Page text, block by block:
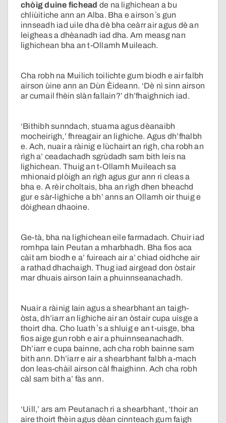
chòig duine fichead de na lighichean a bu
chliùitiche ann an Alba. Bha e airson ʼs gun
innseadh iad uile dha dè bha ceàrr air agus dè an
leigheas a dhèanadh iad dha. Am measg nan
lighichean bha an t-Ollamh Muileach.
Cha robh na Muilich toilichte gum biodh e air falbh
airson ùine ann an Dùn Èideann. ‘Dè nì sinn airson
ar cumail fhèin slàn fallain?’ dh’fhaighnich iad.
‘Bithibh sunndach, stuama agus dèanaibh
mocheirigh,’ fhreagair an lighiche. Agus dh’fhalbh
e. Ach, nuair a ràinig e lùchairt an rìgh, cha robh an
rìgh a’ ceadachadh sgrùdadh sam bith leis na
lighichean. Thuig an t-Ollamh Muileach sa
mhionaid plòigh an rìgh agus gur ann ri cleas a
bha e. A rèir choltais, bha an rìgh dhen bheachd
gur e sàr-lighiche a bh’ anns an Ollamh oir thuig e
dòighean dhaoine.
Ge-tà, bha na lighichean eile farmadach. Chuir iad
romhpa Iain Peutan a mharbhadh. Bha fios aca
càit am biodh e a’ fuireach air a’ chiad oidhche air
a rathad dhachaigh. Thug iad airgead don òstair
mar dhuais airson Iain a phuinnseanachadh.
Nuair a ràinig Iain agus a shearbhant an taigh-
òsta, dh’iarr an lighiche air an òstair cupa uisge a
thoirt dha. Cho luath ʼs a shluig e an t-uisge, bha
fios aige gun robh e air a phuinnseanachadh.
Dh’iarr e cupa bainne, ach cha robh bainne sam
bith ann. Dh’iarr e air a shearbhant falbh a-mach
don leas-chàil airson càl fhaighinn. Ach cha robh
càl sam bith a’ fàs ann.
‘Uill,’ ars am Peutanach ri a shearbhant, ‘thoir an
aire thoirt fhèin agus dèan cinnteach gum faigh